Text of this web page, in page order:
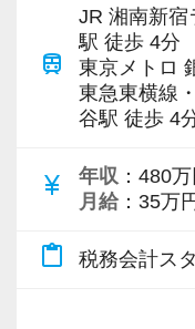
専門Webサイト
新規顧問契約の
各オフィスに国
で、税務調査に
税理士という仕
お手伝いできる
train
JR 湘南新宿
駅 徒歩 4分
東京メトロ
東急東横線
谷駅 徒歩 4
currency_yen 年収 ：480
月給 ：35万
content_paste 税務会計ス